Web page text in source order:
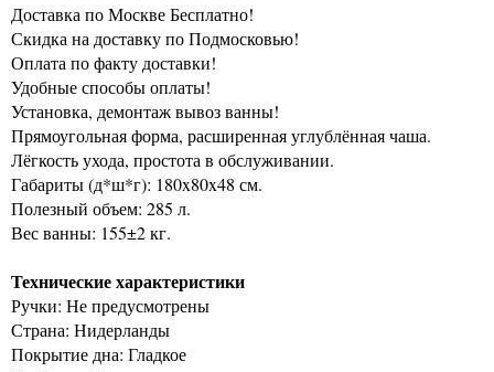
Доставка по Москве Бесплатно!
Скидка на доставку по Подмосковью!
Оплата по факту доставки!
Удобные способы оплаты!
Установка, демонтаж вывоз ванны!
Прямоугольная форма, расширенная углублённая чаша.
Лёгкость ухода, простота в обслуживании.
Габариты (д*ш*г): 180x80x48 см.
Полезный объем: 285 л.
Вес ванны: 155±2 кг.
Технические характеристики
Ручки: Не предусмотрены
Страна: Нидерланды
Покрытие дна: Гладкое